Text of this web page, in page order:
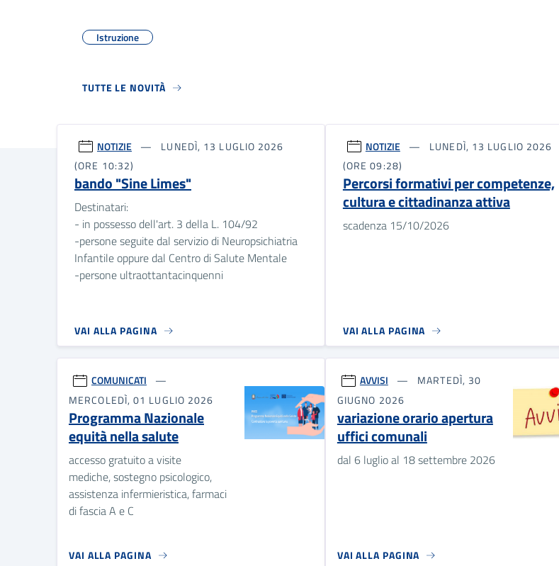
Istruzione
TUTTE LE NOVITÀ
NOTIZIE
LUNEDÌ, 13 LUGLIO 2026
(ORE 10:32)
bando "Sine Limes"
Destinatari:
- in possesso dell'art. 3 della L. 104/92
-persone seguite dal servizio di Neuropsichiatria
Infantile oppure dal Centro di Salute Mentale
-persone ultraottantacinquenni
VAI ALLA PAGINA
NOTIZIE
LUNEDÌ, 13 LUGLIO 2026
(ORE 09:28)
Percorsi formativi per competenze,
cultura e cittadinanza attiva
scadenza 15/10/2026
VAI ALLA PAGINA
COMUNICATI
MERCOLEDÌ, 01 LUGLIO 2026
Programma Nazionale
equità nella salute
accesso gratuito a visite
mediche, sostegno psicologico,
assistenza infermieristica, farmaci
di fascia A e C
VAI ALLA PAGINA
AVVISI
MARTEDÌ, 30
GIUGNO 2026
variazione orario apertura
uffici comunali
dal 6 luglio al 18 settembre 2026
VAI ALLA PAGINA